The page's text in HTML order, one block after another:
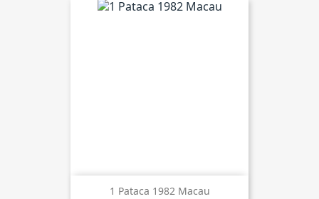
1 Pataca 1982 Macau